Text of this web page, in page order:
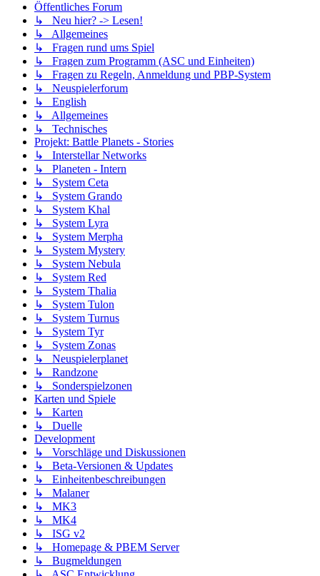
Öffentliches Forum
↳ Neu hier? -> Lesen!
↳ Allgemeines
↳ Fragen rund ums Spiel
↳ Fragen zum Programm (ASC und Einheiten)
↳ Fragen zu Regeln, Anmeldung und PBP-System
↳ Neuspielerforum
↳ English
↳ Allgemeines
↳ Technisches
Projekt: Battle Planets - Stories
↳ Interstellar Networks
↳ Planeten - Intern
↳ System Ceta
↳ System Grando
↳ System Khal
↳ System Lyra
↳ System Merpha
↳ System Mystery
↳ System Nebula
↳ System Red
↳ System Thalia
↳ System Tulon
↳ System Turnus
↳ System Tyr
↳ System Zonas
↳ Neuspielerplanet
↳ Randzone
↳ Sonderspielzonen
Karten und Spiele
↳ Karten
↳ Duelle
Development
↳ Vorschläge und Diskussionen
↳ Beta-Versionen & Updates
↳ Einheitenbeschreibungen
↳ Malaner
↳ MK3
↳ MK4
↳ ISG v2
↳ Homepage & PBEM Server
↳ Bugmeldungen